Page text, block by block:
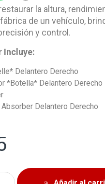
la altura,
de un vehículo,
y control.
Incluye:
Delantero Derecho
*Botella* Delantero Derecho
Absorber Delantero Derecho
Mazda 3 2004-